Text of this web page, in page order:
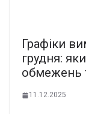
Графіки
грудня:
обмежень
11.12.2025